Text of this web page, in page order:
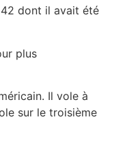
dont il avait été
plus
Il vole à
sur le troisième